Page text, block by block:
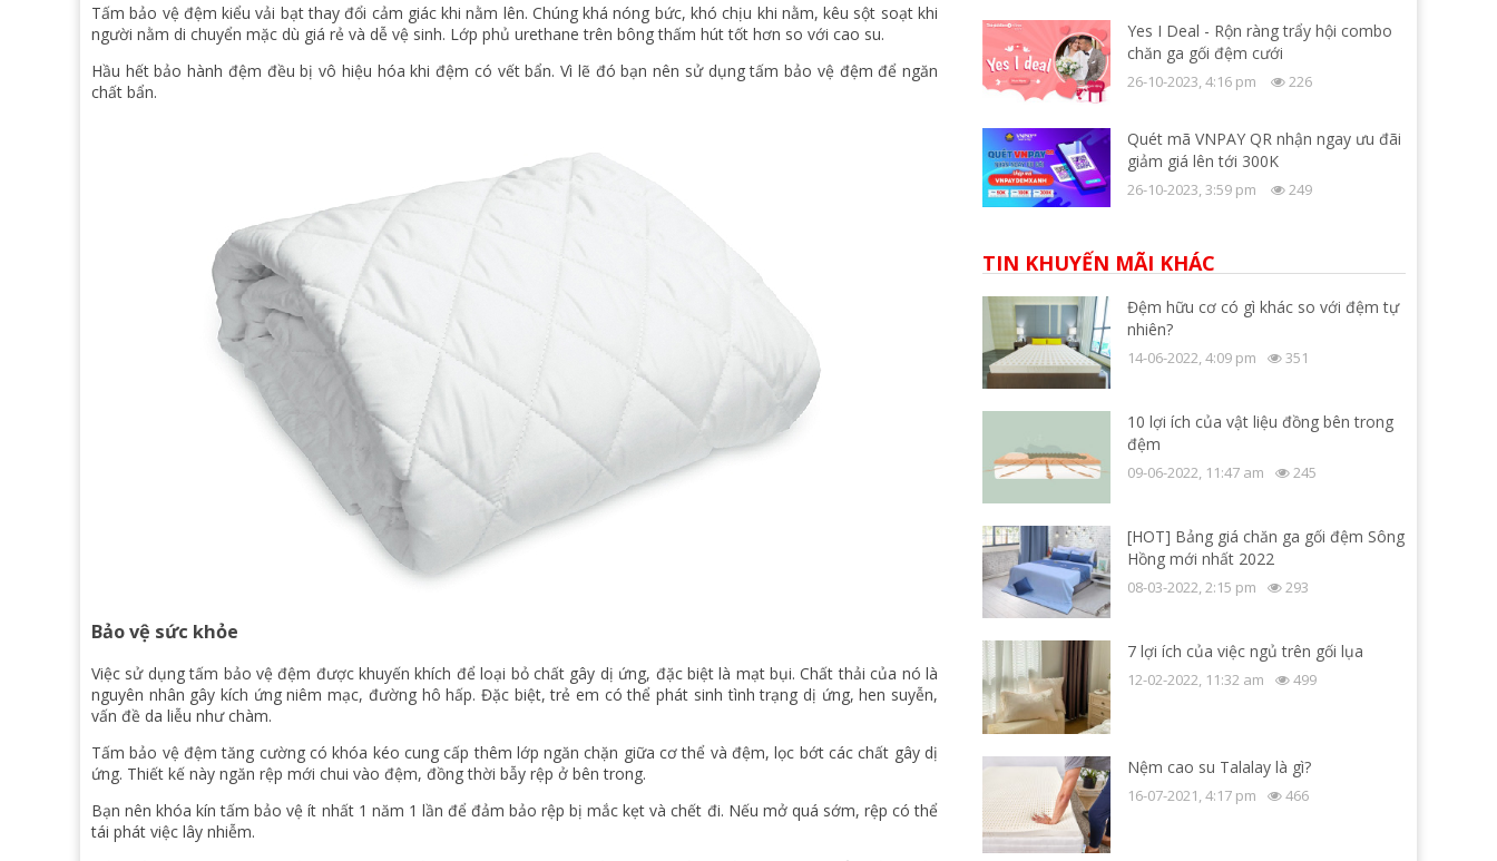
Tấm bảo vệ đệm kiểu vải bạt thay đổi cảm giác khi nằm lên. Chúng khá nóng bức, khó chịu khi nằm, kêu sột soạt khi
người nằm di chuyển mặc dù giá rẻ và dễ vệ sinh. Lớp phủ urethane trên bông thấm hút tốt hơn so với cao su.
Hầu hết bảo hành đệm đều bị vô hiệu hóa khi đệm có vết bẩn. Vì lẽ đó bạn nên sử dụng tấm bảo vệ đệm để ngăn
chất bẩn.
Bảo vệ sức khỏe
Việc sử dụng tấm bảo vệ đệm được khuyến khích để loại bỏ chất gây dị ứng, đặc biệt là mạt bụi. Chất thải của nó là
nguyên nhân gây kích ứng niêm mạc, đường hô hấp. Đặc biệt, trẻ em có thể phát sinh tình trạng dị ứng, hen suyễn,
vấn đề da liễu như chàm.
Tấm bảo vệ đệm tăng cường có khóa kéo cung cấp thêm lớp ngăn chặn giữa cơ thể và đệm, lọc bớt các chất gây dị
ứng. Thiết kế này ngăn rệp mới chui vào đệm, đồng thời bẫy rệp ở bên trong.
Bạn nên khóa kín tấm bảo vệ ít nhất 1 năm 1 lần để đảm bảo rệp bị mắc kẹt và chết đi. Nếu mở quá sớm, rệp có thể
tái phát việc lây nhiễm.
Yes I Deal - Rộn ràng trẩy hội combo
chăn ga gối đệm cưới
26-10-2023, 4:16 pm 226
Quét mã VNPAY QR nhận ngay ưu đãi
giảm giá lên tới 300K
26-10-2023, 3:59 pm 249
TIN KHUYẾN MÃI KHÁC
Đệm hữu cơ có gì khác so với đệm tự
nhiên?
14-06-2022, 4:09 pm 351
10 lợi ích của vật liệu đồng bên trong
đệm
09-06-2022, 11:47 am 245
[HOT] Bảng giá chăn ga gối đệm Sông
Hồng mới nhất 2022
08-03-2022, 2:15 pm 293
7 lợi ích của việc ngủ trên gối lụa
12-02-2022, 11:32 am 499
Nệm cao su Talalay là gì?
16-07-2021, 4:17 pm 466